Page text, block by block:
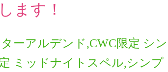
ます！
ーアルデンド,CWC限定 シン
ミッドナイトスペル,シンプ